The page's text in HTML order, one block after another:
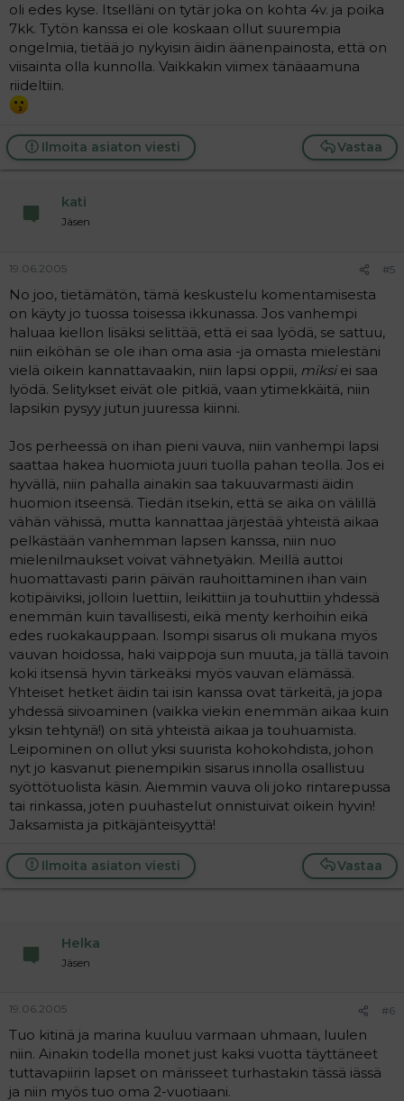
oli edes kyse. Itselläni on tytär joka on kohta 4v. ja poika
7kk. Tytön kanssa ei ole koskaan ollut suurempia
ongelmia, tietää jo nykyisin äidin äänenpainosta, että on
viisainta olla kunnolla. Vaikkakin viimex tänäaamuna
riideltiin.
Vastaa
Ilmoita asiaton viesti
kati
Jäsen
19.06.2005 #5
No joo, tietämätön, tämä keskustelu komentamisesta
on käyty jo tuossa toisessa ikkunassa. Jos vanhempi
haluaa kiellon lisäksi selittää, että ei saa lyödä, se sattuu,
niin eiköhän se ole ihan oma asia -ja omasta mielestäni
vielä oikein kannattavaakin, niin lapsi oppii, miksi ei saa
lyödä. Selitykset eivät ole pitkiä, vaan ytimekkäitä, niin
lapsikin pysyy jutun juuressa kiinni.
Jos perheessä on ihan pieni vauva, niin vanhempi lapsi
saattaa hakea huomiota juuri tuolla pahan teolla. Jos ei
hyvällä, niin pahalla ainakin saa takuuvarmasti äidin
huomion itseensä. Tiedän itsekin, että se aika on välillä
vähän vähissä, mutta kannattaa järjestää yhteistä aikaa
pelkästään vanhemman lapsen kanssa, niin nuo
mielenilmaukset voivat vähnetyäkin. Meillä auttoi
huomattavasti parin päivän rauhoittaminen ihan vain
kotipäiviksi, jolloin luettiin, leikittiin ja touhuttiin yhdessä
enemmän kuin tavallisesti, eikä menty kerhoihin eikä
edes ruokakauppaan. Isompi sisarus oli mukana myös
vauvan hoidossa, haki vaippoja sun muuta, ja tällä tavoin
koki itsensä hyvin tärkeäksi myös vauvan elämässä.
Yhteiset hetket äidin tai isin kanssa ovat tärkeitä, ja jopa
yhdessä siivoaminen (vaikka viekin enemmän aikaa kuin
yksin tehtynä!) on sitä yhteistä aikaa ja touhuamista.
Leipominen on ollut yksi suurista kohokohdista, johon
nyt jo kasvanut pienempikin sisarus innolla osallistuu
syöttötuolista käsin. Aiemmin vauva oli joko rintarepussa
tai rinkassa, joten puuhastelut onnistuivat oikein hyvin!
Jaksamista ja pitkäjänteisyyttä!
Vastaa
Ilmoita asiaton viesti
Helka
Jäsen
19.06.2005 #6
Tuo kitinä ja marina kuuluu varmaan uhmaan, luulen
niin. Ainakin todella monet just kaksi vuotta täyttäneet
tuttavapiirin lapset on märisseet turhastakin tässä iässä
ja niin myös tuo oma 2-vuotiaani.